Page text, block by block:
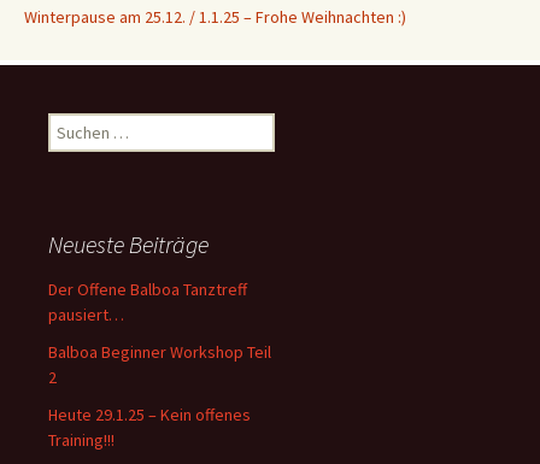
Winterpause am 25.12. / 1.1.25 – Frohe Weihnachten :)
u
n
a
c
h
:
Neueste Beiträge
Der Offene Balboa Tanztreff
pausiert…
Balboa Beginner Workshop Teil
2
Heute 29.1.25 – Kein offenes
Training!!!